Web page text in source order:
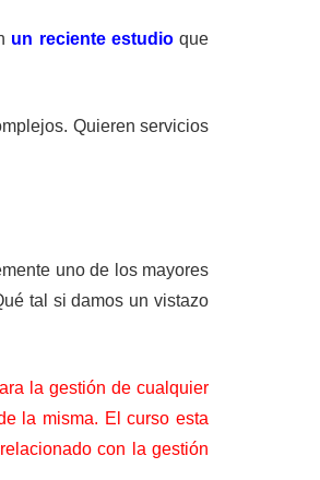
un reciente estudioque
Quieren servicios
uno de los mayores
tal si damos un vistazo
la gestión de cualquier
la misma. El curso esta
con la gestión